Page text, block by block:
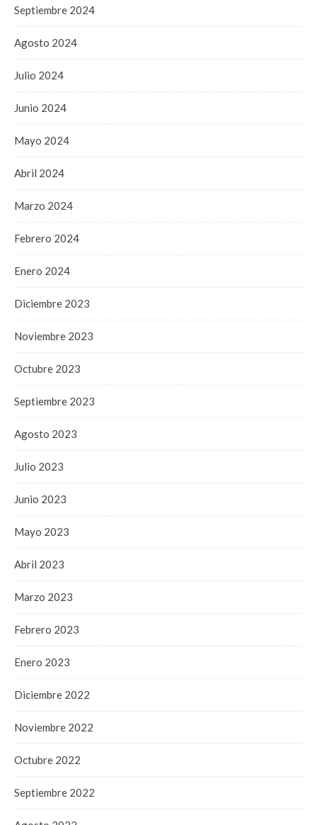
Septiembre 2024
Agosto 2024
Julio 2024
Junio 2024
Mayo 2024
Abril 2024
Marzo 2024
Febrero 2024
Enero 2024
Diciembre 2023
Noviembre 2023
Octubre 2023
Septiembre 2023
Agosto 2023
Julio 2023
Junio 2023
Mayo 2023
Abril 2023
Marzo 2023
Febrero 2023
Enero 2023
Diciembre 2022
Noviembre 2022
Octubre 2022
Septiembre 2022